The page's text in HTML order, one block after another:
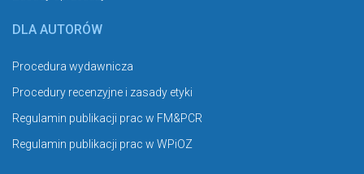
DLA AUTORÓW
Procedura wydawnicza
Procedury recenzyjne i zasady etyki
Regulamin publikacji prac w FM&PCR
Regulamin publikacji prac w WPiOZ